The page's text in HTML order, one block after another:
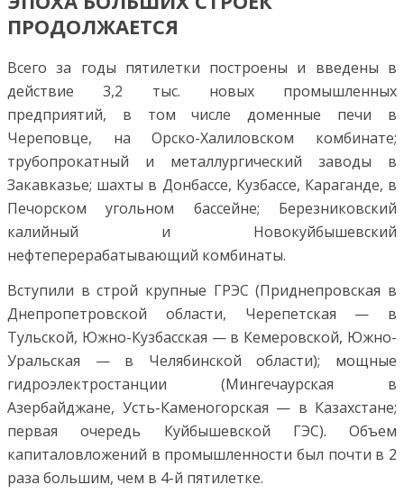
ПРОДОЛЖАЕТСЯ
Всего за годы пятилетки построены и введены в
действие 3,2 тыс. новых промышленных
предприятий, в том числе доменные печи в
Череповце, на Орско-Халиловском комбинате;
трубопрокатный и металлургический заводы в
Закавказье; шахты в Донбассе, Кузбассе, Караганде, в
Печорском угольном бассейне; Березниковский
калийный и Новокуйбышевский
нефтеперерабатывающий комбинаты.
Вступили в строй крупные ГРЭС (Приднепровская в
Днепропетровской области, Черепетская — в
Тульской, Южно-Кузбасская — в Кемеровской, Южно-
Уральская — в Челябинской области); мощные
гидроэлектростанции (Мингечаурская в
Азербайджане, Усть-Каменогорская — в Казахстане;
первая очередь Куйбышевской ГЭС). Объем
капиталовложений в промышленности был почти в 2
раза большим, чем в 4-й пятилетке.